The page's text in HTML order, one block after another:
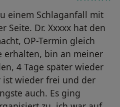
einem Schlaganfall mit
Seite. Dr. Xxxxx hat den
OP-Termin gleich
erhalten, bin an meiner
4 Tage später wieder
ist wieder frei und der
auch. Es ging